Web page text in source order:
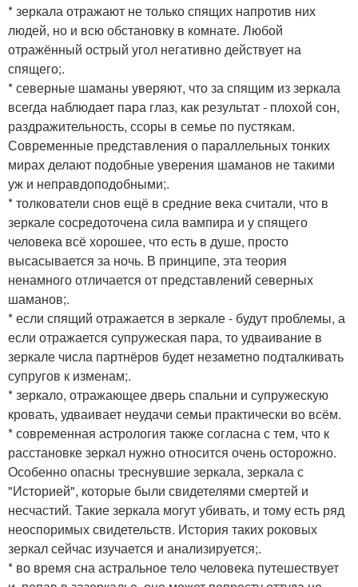
* зеркала отражают не только спящих напротив них
людей, но и всю обстановку в комнате. Любой
отражённый острый угол негативно действует на
спящего;.
* северные шаманы уверяют, что за спящим из зеркала
всегда наблюдает пара глаз, как результат - плохой сон,
раздражительность, ссоры в семье по пустякам.
Современные представления о параллельных тонких
мирах делают подобные уверения шаманов не такими
уж и неправдоподобными;.
* толкователи снов ещё в средние века считали, что в
зеркале сосредоточена сила вампира и у спящего
человека всё хорошее, что есть в душе, просто
высасывается за ночь. В принципе, эта теория
ненамного отличается от представлений северных
шаманов;.
* если спящий отражается в зеркале - будут проблемы, а
если отражается супружеская пара, то удваивание в
зеркале числа партнёров будет незаметно подталкивать
супругов к изменам;.
* зеркало, отражающее дверь спальни и супружескую
кровать, удваивает неудачи семьи практически во всём.
* современная астрология также согласна с тем, что к
расстановке зеркал нужно относится очень осторожно.
Особенно опасны треснувшие зеркала, зеркала с
"Историей", которые были свидетелями смертей и
несчастий. Такие зеркала могут убивать, и тому есть ряд
неоспоримых свидетельств. История таких роковых
зеркал сейчас изучается и анализируется;.
* во время сна астральное тело человека путешествует